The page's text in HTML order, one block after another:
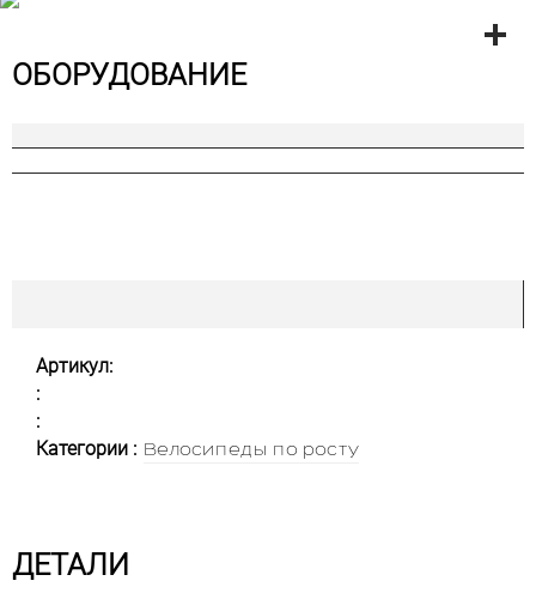
ОБОРУДОВАНИЕ
Артикул:
:
:
Категории : Велосипеды по росту
ДЕТАЛИ